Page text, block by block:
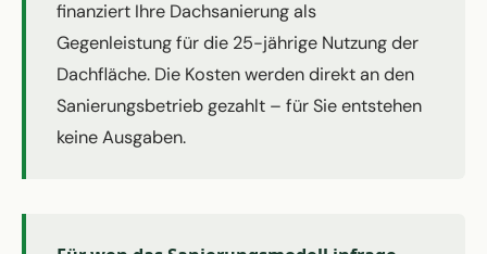
finanziert Ihre Dachsanierung als
Gegenleistung für die 25-jährige Nutzung der
Dachfläche. Die Kosten werden direkt an den
Sanierungsbetrieb gezahlt – für Sie entstehen
keine Ausgaben.